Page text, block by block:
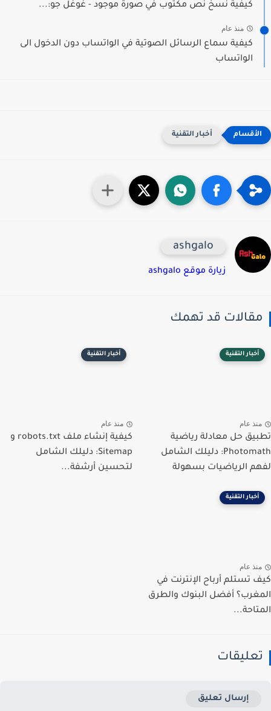
كيفية نسخ نص مكتوب في صورة موجود - غوغل جو:...
منذ عام
كيفية سماع الرسائل الصوتية في الواتساب دون الدخول الى
الواتساب
أخبار التقنية
ashgalo
زيارة موقع ashgalo
قد تهمك
أخبار التقنية
عام
حل معادلة رياضية
Photomath: دليلك الشامل
الرياضيات بسهولة
أخبار التقنية
منذ عام
كيفية إنشاء ملف robots.txt و
Sitemap: دليلك الشامل
لتحسين أرشفة...
أخبار التقنية
عام
تستلم أرباح الإنترنت في
أفضل البنوك والطرق
إرسال تعليق